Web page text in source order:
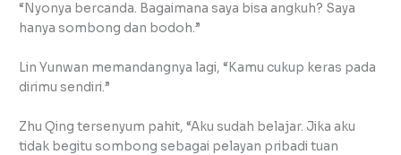
“Nyonya bercanda. Bagaimana saya bisa angkuh? Saya
hanya sombong dan bodoh.”
Lin Yunwan memandangnya lagi, “Kamu cukup keras pada
dirimu sendiri.”
Zhu Qing tersenyum pahit, “Aku sudah belajar. Jika aku
tidak begitu sombong sebagai pelayan pribadi tuan